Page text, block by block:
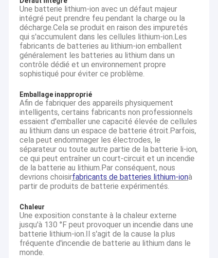
Une batterie lithium-ion avec un défaut majeur
intégré peut prendre feu pendant la charge ou la
décharge.Cela se produit en raison des impuretés
qui s'accumulent dans les cellules lithium-ion.Les
fabricants de batteries au lithium-ion emballent
généralement les batteries au lithium dans un
contrôle dédié et un environnement propre
sophistiqué pour éviter ce problème.
Emballage inapproprié
Afin de fabriquer des appareils physiquement
intelligents, certains fabricants non professionnels
essaient d'emballer une capacité élevée de cellules
au lithium dans un espace de batterie étroit.Parfois,
cela peut endommager les électrodes, le
séparateur ou toute autre partie de la batterie li-ion,
ce qui peut entraîner un court-circuit et un incendie
de la batterie au lithium.Par conséquent, nous
devrions choisirfabricants de batteries lithium-ionà
partir de produits de batterie expérimentés.
Chaleur
Une exposition constante à la chaleur externe
jusqu'à 130 °F peut provoquer un incendie dans une
batterie lithium-ion.Il s'agit de la cause la plus
fréquente d'incendie de batterie au lithium dans le
monde.